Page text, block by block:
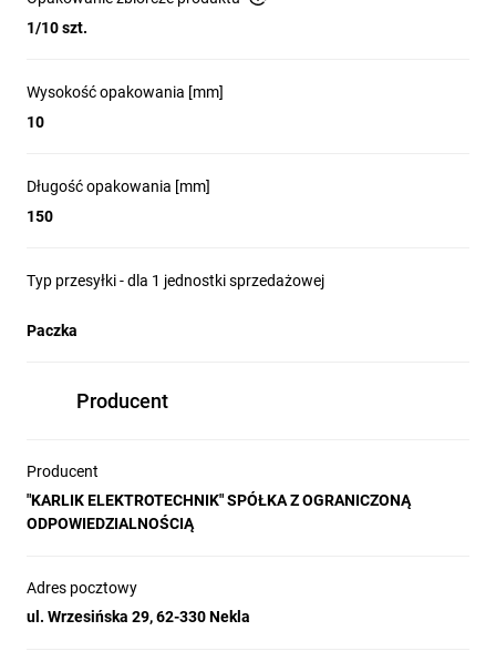
1/10 szt.
Wysokość opakowania [mm]
10
Długość opakowania [mm]
150
Typ przesyłki - dla 1 jednostki sprzedażowej
Paczka
Producent
Producent
"KARLIK ELEKTROTECHNIK" SPÓŁKA Z OGRANICZONĄ
ODPOWIEDZIALNOŚCIĄ
Adres pocztowy
ul. Wrzesińska 29, 62-330 Nekla